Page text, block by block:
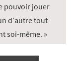
pouvoir jouer
d’autre tout
soi-même. »